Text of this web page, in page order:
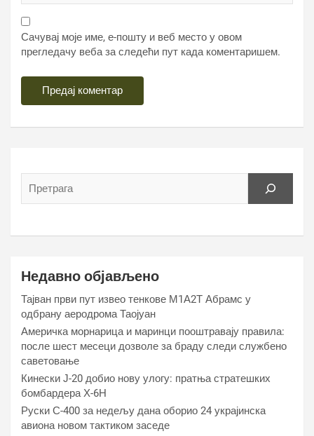
Сачувај моје име, е-пошту и веб место у овом
прегледачу веба за следећи пут када коментаришем.
Недавно објављено
Тајван први пут извео тенкове М1А2Т Абрамс у
одбрану аеродрома Таојуан
Америчка морнарица и маринци пооштравају правила:
после шест месеци дозволе за браду следи службено
саветовање
Кинески Ј-20 добио нову улогу: пратња стратешких
бомбардера Х-6Н
Руски С-400 за недељу дана оборио 24 украјинска
авиона новом тактиком заседе